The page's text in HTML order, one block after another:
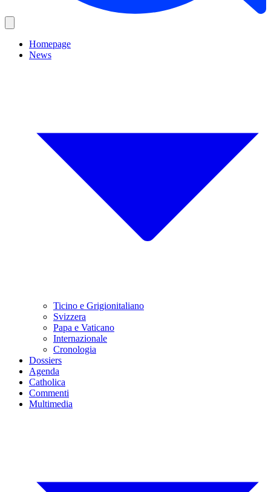
Homepage
News
Ticino e Grigionitaliano
Svizzera
Papa e Vaticano
Internazionale
Cronologia
Dossiers
Agenda
Catholica
Commenti
Multimedia